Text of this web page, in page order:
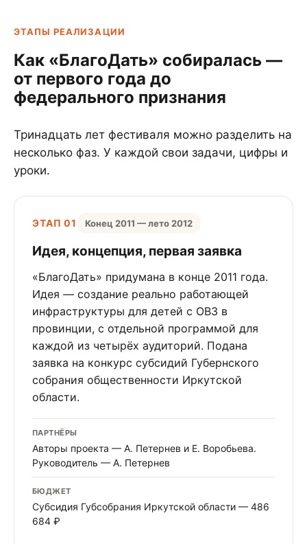
ЭТАПЫ РЕАЛИЗАЦИИ
Как «БлагоДать» собиралась —
от первого года до
федерального признания
Тринадцать лет фестиваля можно разделить на
несколько фаз. У каждой свои задачи, цифры и
уроки.
ЭТАП 01 Конец 2011 — лето 2012
Идея, концепция, первая заявка
«БлагоДать» придумана в конце 2011 года.
Идея — создание реально работающей
инфраструктуры для детей с ОВЗ в
провинции, с отдельной программой для
каждой из четырёх аудиторий. Подана
заявка на конкурс субсидий Губернского
собрания общественности Иркутской
области.
ПАРТНЁРЫ
Авторы проекта — А. Петернев и Е. Воробьева.
Руководитель — А. Петернев
БЮДЖЕТ
Субсидия Губсобрания Иркутской области — 486
684 ₽